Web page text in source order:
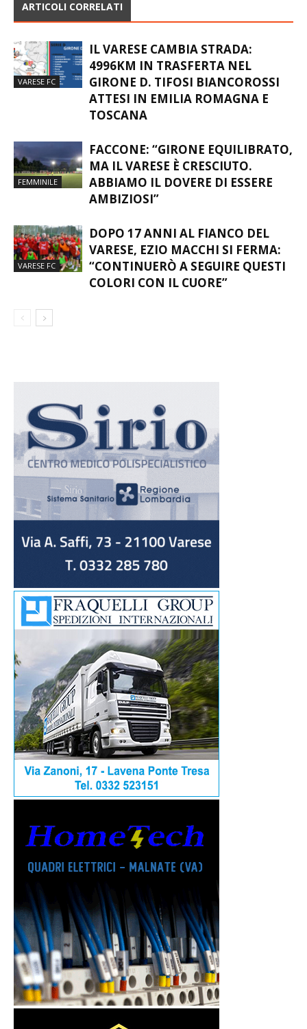
ARTICOLI CORRELATI
VARESE FC
IL VARESE CAMBIA STRADA:
4996KM IN TRASFERTA NEL
GIRONE D. TIFOSI BIANCOROSSI
ATTESI IN EMILIA ROMAGNA E
TOSCANA
FEMMINILE
FACCONE: “GIRONE EQUILIBRATO,
MA IL VARESE È CRESCIUTO.
ABBIAMO IL DOVERE DI ESSERE
AMBIZIOSI”
VARESE FC
DOPO 17 ANNI AL FIANCO DEL
VARESE, EZIO MACCHI SI FERMA:
“CONTINUERÒ A SEGUIRE QUESTI
COLORI CON IL CUORE”